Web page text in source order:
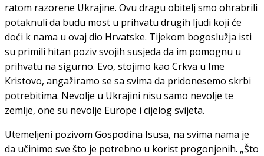
ratom razorene Ukrajine. Ovu dragu obitelj smo ohrabrili
potaknuli da budu most u prihvatu drugih ljudi koji će
doći k nama u ovaj dio Hrvatske. Tijekom bogoslužja isti
su primili hitan poziv svojih susjeda da im pomognu u
prihvatu na sigurno. Evo, stojimo kao Crkva u Ime
Kristovo, angažiramo se sa svima da pridonesemo skrbi
potrebitima. Nevolje u Ukrajini nisu samo nevolje te
zemlje, one su nevolje Europe i cijelog svijeta.
Utemeljeni pozivom Gospodina Isusa, na svima nama je
da učinimo sve što je potrebno u korist progonjenih. „Što